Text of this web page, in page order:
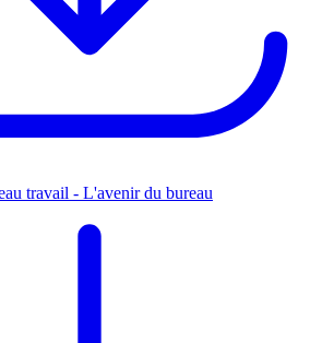
travail - L'avenir du bureau